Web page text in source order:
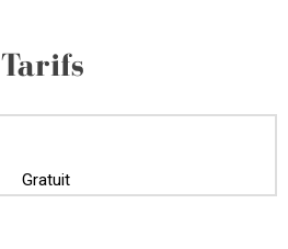
Tarifs
Gratuit